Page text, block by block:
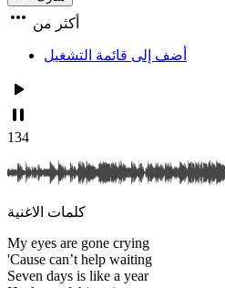
أكثر من
أضف إلى قائمة التشغيل
134
كلمات الاغنية
My eyes are gone crying
'Cause can’t help waiting
Seven days is like a year